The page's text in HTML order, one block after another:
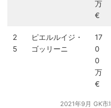
万
€
2
5
ピエルルイジ・
ゴッリーニ
17
0
0
万
€
2021年9月 GK市